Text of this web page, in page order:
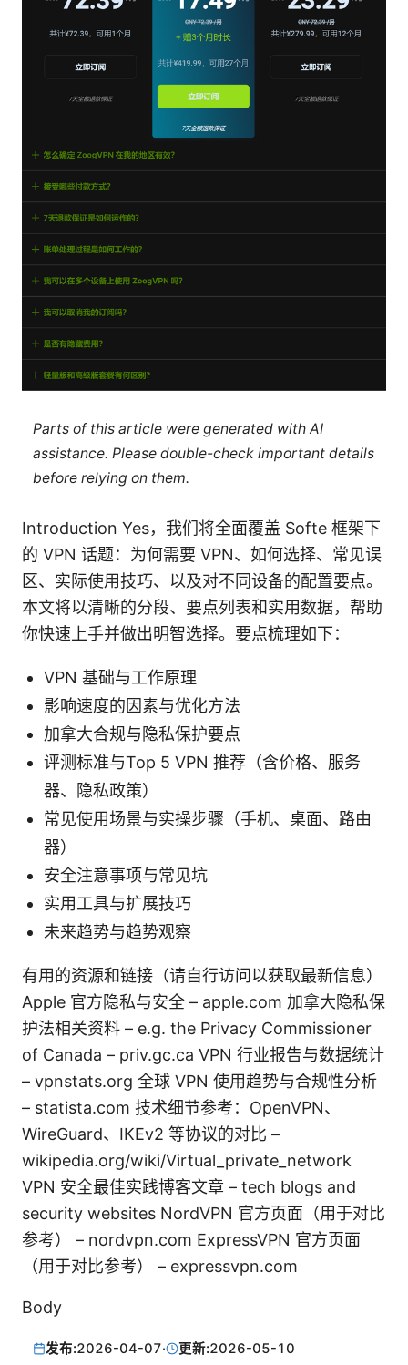
Parts of this article were generated with AI
assistance. Please double-check important details
before relying on them.
Introduction Yes，我们将全面覆盖 Softe 框架下
的 VPN 话题：为何需要 VPN、如何选择、常见误
区、实际使用技巧、以及对不同设备的配置要点。
本文将以清晰的分段、要点列表和实用数据，帮助
你快速上手并做出明智选择。要点梳理如下：
VPN 基础与工作原理
影响速度的因素与优化方法
加拿大合规与隐私保护要点
评测标准与Top 5 VPN 推荐（含价格、服务
器、隐私政策）
常见使用场景与实操步骤（手机、桌面、路由
器）
安全注意事项与常见坑
实用工具与扩展技巧
未来趋势与趋势观察
有用的资源和链接（请自行访问以获取最新信息）
Apple 官方隐私与安全 – apple.com 加拿大隐私保
护法相关资料 – e.g. the Privacy Commissioner
of Canada – priv.gc.ca VPN 行业报告与数据统计
– vpnstats.org 全球 VPN 使用趋势与合规性分析
– statista.com 技术细节参考：OpenVPN、
WireGuard、IKEv2 等协议的对比 –
wikipedia.org/wiki/Virtual_private_network
VPN 安全最佳实践博客文章 – tech blogs and
security websites NordVPN 官方页面（用于对比
参考） – nordvpn.com ExpressVPN 官方页面
（用于对比参考） – expressvpn.com
Body
发布:2026-04-07· 更新:2026-05-10